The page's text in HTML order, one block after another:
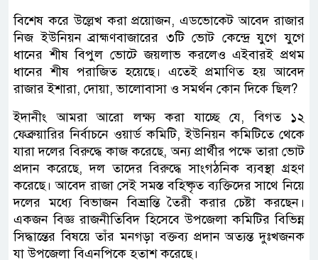
বিশেষ করে উল্লেখ করা প্রয়োজন, এডভোকেট আবেদ রাজার
নিজ ইউনিয়ন ব্রাহ্মণবাজারের ৩টি ভোট কেন্দ্রে যুগে যুগে
ধানের শীষ বিপুল ভোটে জয়লাভ করলেও এইবারই প্রথম
ধানের শীষ পরাজিত হয়েছে। এতেই প্রমাণিত হয় আবেদ
রাজার ইশারা, দোয়া, ভালোবাসা ও সমর্থন কোন দিকে ছিল?
ইদানীং আমরা আরো লক্ষ্য করা যাচ্ছে যে, বিগত ১২
ফেব্রুয়ারির নির্বাচনে ওয়ার্ড কমিটি, ইউনিয়ন কমিটিতে থেকে
যারা দলের বিরুদ্ধে কাজ করেছে, অন্য প্রার্থীর পক্ষে তারা ভোট
প্রদান করেছে, দল তাদের বিরুদ্ধে সাংগঠনিক ব্যবস্থা গ্রহণ
করেছে। আবেদ রাজা সেই সমস্ত বহিষ্কৃত ব্যক্তিদের সাথে নিয়ে
দলের মধ্যে বিভাজন বিভ্রান্তি তৈরী করার চেষ্টা করছেন।
একজন বিজ্ঞ রাজনীতিবিদ হিসেবে উপজেলা কমিটির বিভিন্ন
সিদ্ধান্তের বিষয়ে তাঁর মনগড়া বক্তব্য প্রদান অত্যন্ত দুঃখজনক
যা উপজেলা বিএনপিকে হতাশ করেছে।